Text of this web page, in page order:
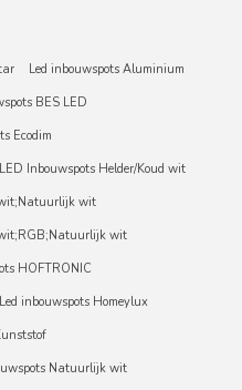
Led inbouwspots Aluminium
BES LED
Ecodim
LED Inbouwspots Helder/Koud wit
wit;Natuurlijk wit
wit
HOFTRONIC
Led inbouwspots Homeylux
Natuurlijk wit